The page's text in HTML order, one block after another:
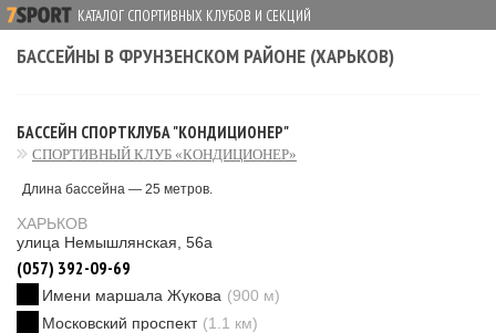
КАТАЛОГ СПОРТИВНЫХ КЛУБОВ И СЕКЦИЙ
БАССЕЙНЫ В ФРУНЗЕНСКОМ РАЙОНЕ (ХАРЬКОВ)
БАССЕЙН СПОРТКЛУБА "КОНДИЦИОНЕР"
СПОРТИВНЫЙ КЛУБ «КОНДИЦИОНЕР»
Длина бассейна — 25 метров.
ХАРЬКОВ
улица Немышлянская, 56а
(057) 392-09-69
Имени маршала Жукова (900 м)
Московский проспект (1.1 км)